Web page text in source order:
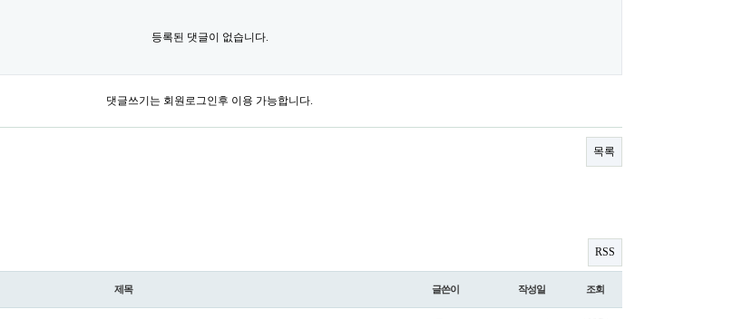
등록된 댓글이 없습니다.
댓글쓰기는 회원로그인후 이용 가능합니다.
목록
RSS
제목 글쓴이 작성일 조회